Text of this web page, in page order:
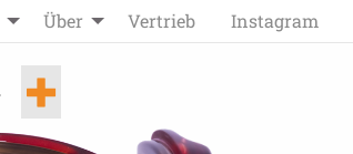
Über Vertrieb Instagram